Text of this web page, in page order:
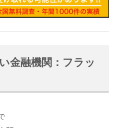
金融機関：フラッ